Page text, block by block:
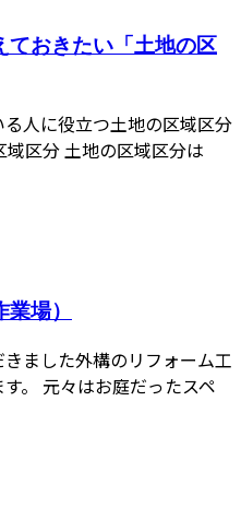
ておきたい「土地の区
人に役立つ土地の区域区分
区分 土地の区域区分は
場）
ました外構のリフォーム工
。 元々はお庭だったスペ